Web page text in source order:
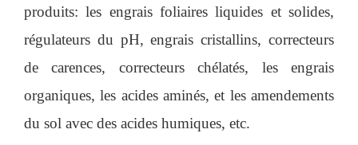
produits: les engrais foliaires liquides et solides,
régulateurs du pH, engrais cristallins, correcteurs
de carences, correcteurs chélatés, les engrais
organiques, les acides aminés, et les amendements
du sol avec des acides humiques, etc.